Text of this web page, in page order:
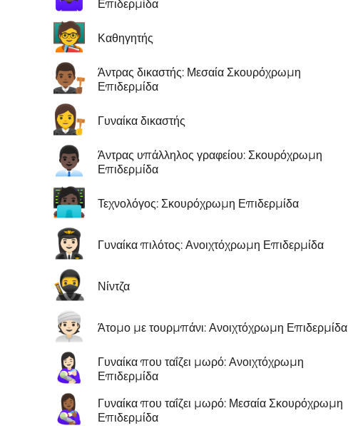
Επιδερμίδα
🧑‍🏫 Καθηγητής
👨🏾‍⚖️
Άντρας δικαστής: Μεσαία Σκουρόχρωμη
Επιδερμίδα
👩‍⚖️ Γυναίκα δικαστής
👨🏿‍💼
Άντρας υπάλληλος γραφείου: Σκουρόχρωμη
Επιδερμίδα
🧑🏿‍💻 Τεχνολόγος: Σκουρόχρωμη Επιδερμίδα
👩🏻‍✈️ Γυναίκα πιλότος: Ανοιχτόχρωμη Επιδερμίδα
🥷 Νίντζα
👳🏻 Άτομο με τουρμπάνι: Ανοιχτόχρωμη Επιδερμίδα
👩🏻‍🍼
Γυναίκα που ταΐζει μωρό: Ανοιχτόχρωμη
Επιδερμίδα
👩🏾‍🍼
Γυναίκα που ταΐζει μωρό: Μεσαία Σκουρόχρωμη
Επιδερμίδα